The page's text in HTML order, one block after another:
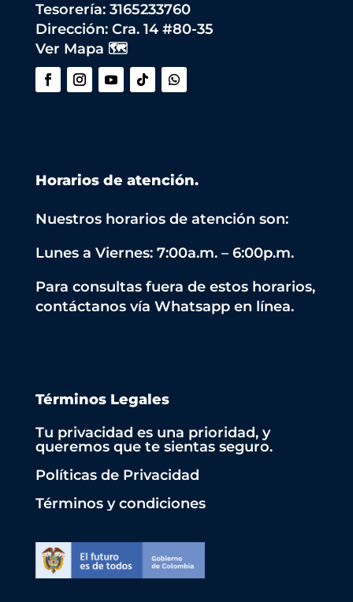
Tesorería: 3165233760
Dirección: Cra. 14 #80-35
Ver Mapa 🗺️
Horarios de atención.
Nuestros horarios de atención son:
Lunes a Viernes: 7:00a.m. – 6:00p.m.
Para consultas fuera de estos horarios,
contáctanos vía Whatsapp en línea.
Términos Legales
Tu privacidad es una prioridad, y
queremos que te sientas seguro.
Políticas de Privacidad
Términos y condiciones